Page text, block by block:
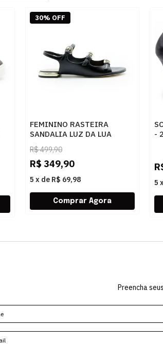
FEMININO RASTEIRA
SANDALIA LUZ DA LUA
80270037 ATACAMA PRETO
R$499,90
R$ 349,90
5 x de R$ 69,98
30% OFF
-
5 x
Preencha